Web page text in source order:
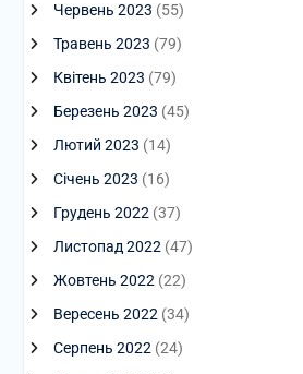
Червень 2023 (55)
Травень 2023 (79)
Квітень 2023 (79)
Березень 2023 (45)
Лютий 2023 (14)
Січень 2023 (16)
Грудень 2022(37)
Листопад 2022(47)
Жовтень 2022(22)
Вересень 2022(34)
Серпень 2022(24)